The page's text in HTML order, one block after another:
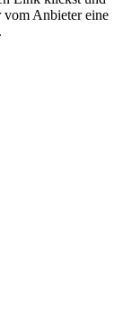
Anbieter eine